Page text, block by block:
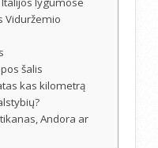
Viduržemio
šalis
kas kilometrą
Andora ar